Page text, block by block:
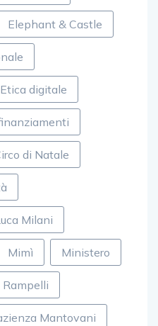
Elephant & Castle
Etica digitale
di Natale
Milani
Mimì Ministero
Rampelli
Mantovani